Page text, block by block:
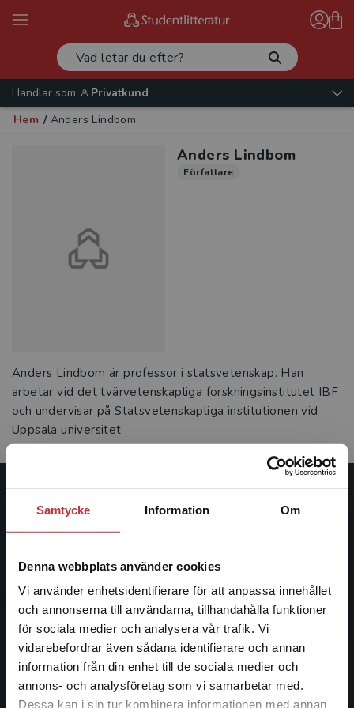
Samtycke Information Om
Denna webbplats använder cookies
Vi använder enhetsidentifierare för att anpassa innehållet
och annonserna till användarna, tillhandahålla funktioner
för sociala medier och analysera vår trafik. Vi
vidarebefordrar även sådana identifierare och annan
information från din enhet till de sociala medier och
annons- och analysföretag som vi samarbetar med.
Dessa kan i sin tur kombinera informationen med annan
Begränsad fraktregion
Handlar som:
Privatkund
Hem / Anders Lindbom
Anders Lindbom
Författare
Anders Lindbom är professor i statsvetenskap. Han
arbetar vid det tvärvetenskapliga forskningsinstitutet IBF
och undervisar på Statsvetenskapliga institutionen vid
Uppsala universitet
Studentlitteratur
ledande utbildningsförlag. Med läromedel, kurslitteratur,
facklitteratur, utbildningar och digitala
informationstjänster i utbudet, finns Studentlitteratur med
längs hela kunskapsresan.
Kontakta oss
Kontakta oss